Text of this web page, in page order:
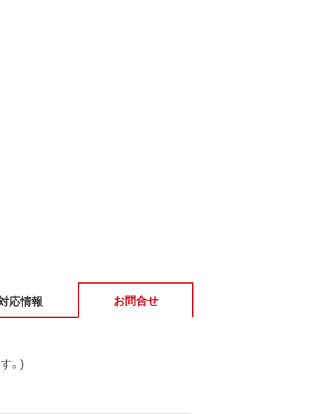
応情報 お問合せ
。)